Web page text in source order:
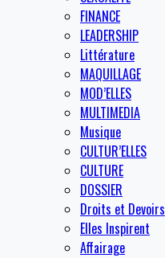
FINANCE
LEADERSHIP
Littérature
MAQUILLAGE
MOD’ELLES
MULTIMEDIA
Musique
CULTUR’ELLES
CULTURE
DOSSIER
Droits et Devoirs
Elles Inspirent
Affairage